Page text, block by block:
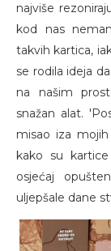
najviše
kod nas
takvih kartica,
se rodila ideja
na našim
snažan alat.
misao iza
kako su
osjećaj
uljepšale dane